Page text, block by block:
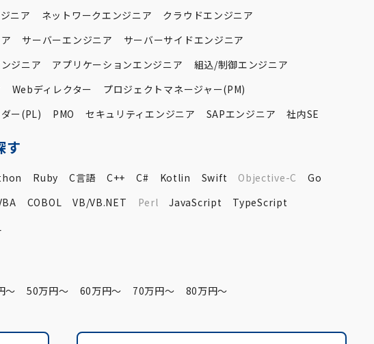
ニア
ネットワークエンジニア
クラウドエンジニア
サーバーエンジニア
サーバーサイドエンジニア
ジニア
アプリケーションエンジニア
組込/制御エンジニア
Webディレクター
プロジェクトマネージャー(PM)
ー(PL)
PMO セキュリティエンジニア SAPエンジニア 社内SE
す
Ruby C言語 C++ C# Kotlin Swift Objective-C
Go
COBOL VB/VB.NET Perl JavaScript
TypeScript
〜 50万円〜 60万円〜 70万円〜 80万円〜